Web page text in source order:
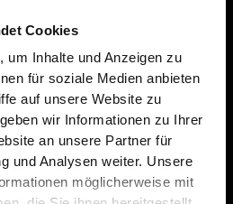
Cookies
um Inhalte und Anzeigen zu
für soziale Medien anbieten
auf unsere Website zu
wir Informationen zu Ihrer
an unsere Partner für
und Analysen weiter. Unsere
möglicherweise mit
c
e
b
o
o
k
n
k
e
d
i
n
s
t
a
g
r
a